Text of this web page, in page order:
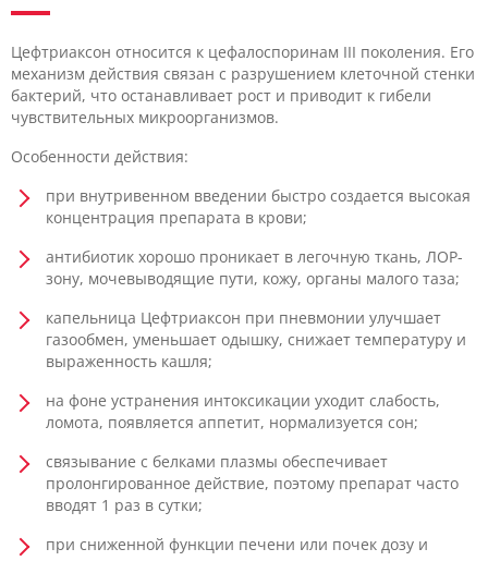
Цефтриаксон относится к цефалоспоринам III поколения. Его
механизм действия связан с разрушением клеточной стенки
бактерий, что останавливает рост и приводит к гибели
чувствительных микроорганизмов.
Особенности действия:
при внутривенном введении быстро создается высокая
концентрация препарата в крови;
антибиотик хорошо проникает в легочную ткань, ЛОР-
зону, мочевыводящие пути, кожу, органы малого таза;
капельница Цефтриаксон при пневмонии улучшает
газообмен, уменьшает одышку, снижает температуру и
выраженность кашля;
на фоне устранения интоксикации уходит слабость,
ломота, появляется аппетит, нормализуется сон;
связывание с белками плазмы обеспечивает
пролонгированное действие, поэтому препарат часто
вводят 1 раз в сутки;
при сниженной функции печени или почек дозу и